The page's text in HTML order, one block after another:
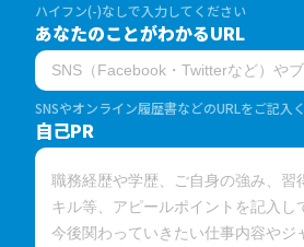
ハイフン(-)なしで入力してください
あなたのことがわかるURL
SNSやオンライン履歴書などのURLをご記入
自己PR